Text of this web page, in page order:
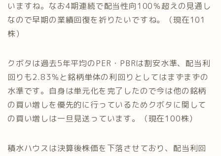
いますね。なお4期連続で配当性向100％超えの見通し
なので早期の業績回復を祈りたいですね。（現在101
株）
クボタは過去5年平均のPER・PBRは割安水準、配当利
回りも2.83％と銘柄単体の利回りとしてはまずまずの
水準です。自身は単元化を完了したので今は他の銘柄
の買い増しを優先的に行っているためクボタに関して
の買い増しは一旦見送っています。（現在100株）
積水ハウスは決算後株価を下落させており、配当利回